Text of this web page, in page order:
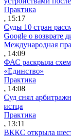
Практика
, 15:17
Суды 10 стран
Google о возврате
Международная
, 14:09
ФАС раскрыла
«Единство»
Практика
, 14:08
Суд снял
истца
Практика
, 13:11
ВККС открыла